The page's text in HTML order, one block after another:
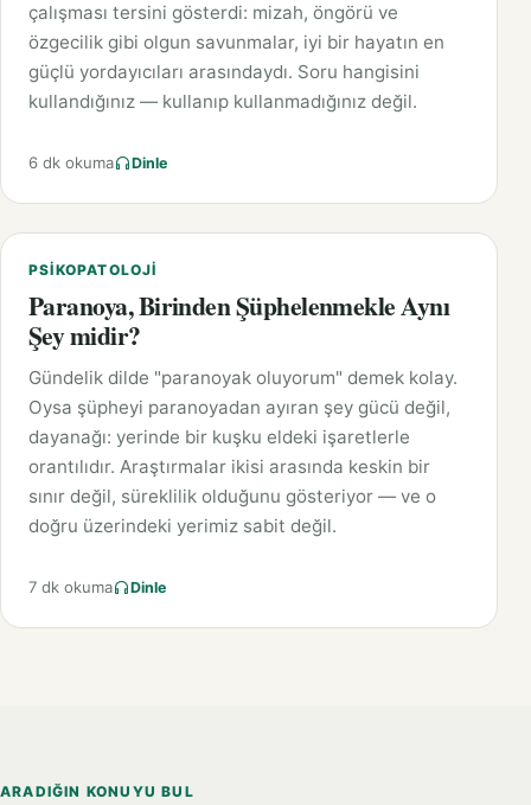
çalışması tersini gösterdi: mizah, öngörü ve
özgecilik gibi olgun savunmalar, iyi bir hayatın en
güçlü yordayıcıları arasındaydı. Soru hangisini
kullandığınız — kullanıp kullanmadığınız değil.
6 dk okuma Dinle
PSIKOPATOLOJI
Paranoya, Birinden Şüphelenmekle Aynı
Şey midir?
Gündelik dilde "paranoyak oluyorum" demek kolay.
Oysa şüpheyi paranoyadan ayıran şey gücü değil,
dayanağı: yerinde bir kuşku eldeki işaretlerle
orantılıdır. Araştırmalar ikisi arasında keskin bir
sınır değil, süreklilik olduğunu gösteriyor — ve o
doğru üzerindeki yerimiz sabit değil.
7 dk okuma Dinle
ARADIĞIN KONUYU BUL